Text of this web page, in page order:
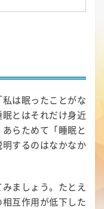
は眠ったことがな
とはそれだけ身近
らためて「睡眠と
するのはなかなか
ましょう。たとえ
互作用が低下した